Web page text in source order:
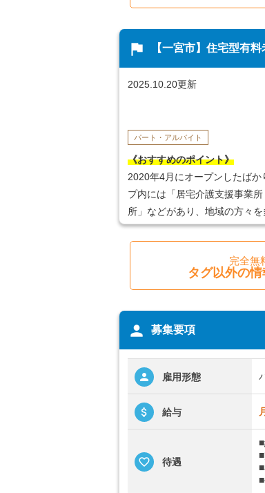
flag 【一宮市】住宅型有
2025.10.20更新
パート・アルバイト
《おすすめのポイント》
2020年4月にオープンしたば
プ内には「居宅介護支援事業
所」などがあり、地域の方々
完全無
タグ以外の情
person 募集要項
雇用形態
給与
待遇